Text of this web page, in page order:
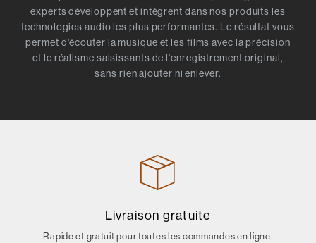
experts développent et intègrent dans nos produits les
technologies audio les plus performantes. Le résultat vous
permet d'écouter la musique et les films avec la précision
et le réalisme saisissants de l'enregistrement original,
sans rien ajouter ni enlever.
Livraison gratuite
Rapide et gratuit pour toutes les commandes en ligne.